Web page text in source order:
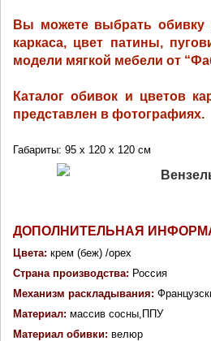
Вы можете выбрать обивку
каркаса, цвет патины,
модели мягкой мебели от
Каталог обивок и цветов
представлен в фотографиях.
Габариты: 95 x 120 x 120 см
ДОПОЛНИТЕЛЬНАЯ
Цвета: крем (беж) /орех
Страна производства: Россия
Механизм раскладывания:
Материал: массив сосны,ППУ
Материал обивки: велюр